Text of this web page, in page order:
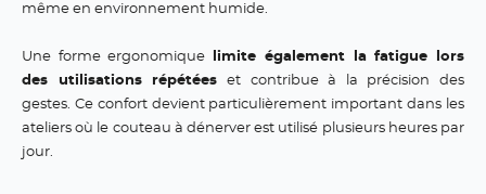
même en environnement humide.
Une forme ergonomique
limite également la fatigue lors
des utilisations répétées et contribue à la précision des
gestes. Ce confort devient particulièrement important dans les
ateliers où le couteau à dénerver est utilisé plusieurs heures par
jour.